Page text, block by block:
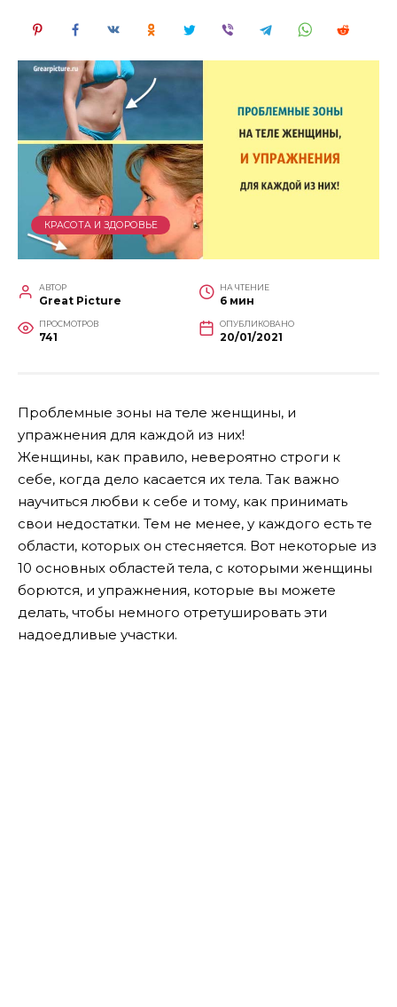
КРАСОТА И ЗДОРОВЬЕ
АВТОР
Great Picture
НА ЧТЕНИЕ
6 мин
ПРОСМОТРОВ
741
ОПУБЛИКОВАНО
20/01/2021
Проблемные зоны на теле женщины, и
упражнения для каждой из них!
Женщины, как правило, невероятно строги к
себе, когда дело касается их тела. Так важно
научиться любви к себе и тому, как принимать
свои недостатки. Тем не менее, у каждого есть те
области, которых он стесняется. Вот некоторые из
10 основных областей тела, с которыми женщины
борются, и упражнения, которые вы можете
делать, чтобы немного отретушировать эти
надоедливые участки.